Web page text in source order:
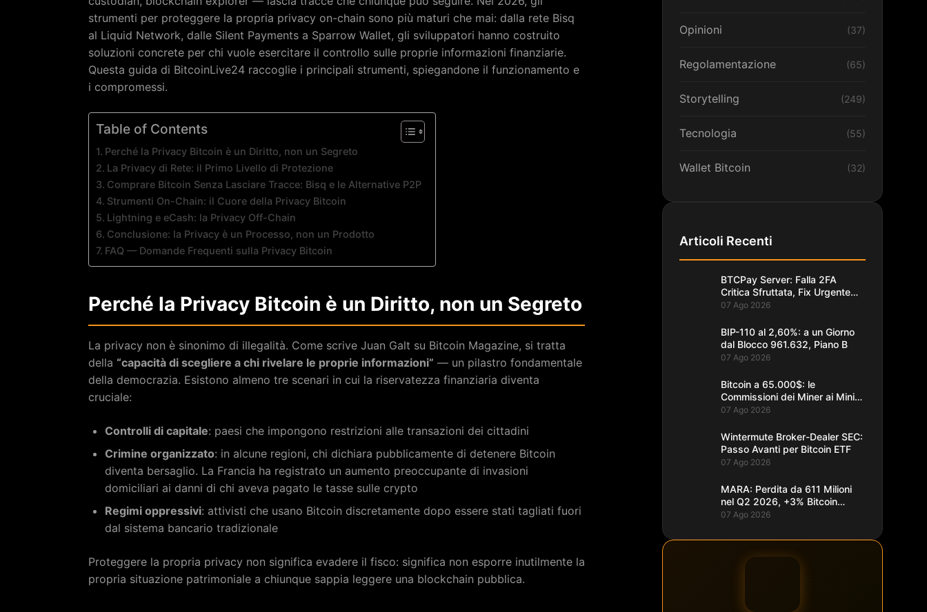
strumenti per proteggere la propria privacy on-chain sono più maturi che mai: dalla rete Bisq
al Liquid Network, dalle Silent Payments a Sparrow Wallet, gli sviluppatori hanno costruito
soluzioni concrete per chi vuole esercitare il controllo sulle proprie informazioni finanziarie.
Questa guida di BitcoinLive24 raccoglie i principali strumenti, spiegandone il funzionamento e
i compromessi.
Table of Contents
Perché la Privacy Bitcoin è un Diritto, non un Segreto
La Privacy di Rete: il Primo Livello di Protezione
Comprare Bitcoin Senza Lasciare Tracce: Bisq e le Alternative P2P
Strumenti On-Chain: il Cuore della Privacy Bitcoin
Lightning e eCash: la Privacy Off-Chain
Conclusione: la Privacy è un Processo, non un Prodotto
FAQ — Domande Frequenti sulla Privacy Bitcoin
Perché la Privacy Bitcoin è un Diritto, non un Segreto
La privacy non è sinonimo di illegalità. Come scrive Juan Galt su Bitcoin Magazine, si tratta
della “capacità di scegliere a chi rivelare le proprie informazioni” — un pilastro fondamentale
della democrazia. Esistono almeno tre scenari in cui la riservatezza finanziaria diventa
cruciale:
Controlli di capitale: paesi che impongono restrizioni alle transazioni dei cittadini
Crimine organizzato: in alcune regioni, chi dichiara pubblicamente di detenere Bitcoin
diventa bersaglio. La Francia ha registrato un aumento preoccupante di invasioni
domiciliari ai danni di chi aveva pagato le tasse sulle crypto
Regimi oppressivi: attivisti che usano Bitcoin discretamente dopo essere stati tagliati fuori
dal sistema bancario tradizionale
Proteggere la propria privacy non significa evadere il fisco: significa non esporre inutilmente la
propria situazione patrimoniale a chiunque sappia leggere una blockchain pubblica.
Opinioni (37)
Regolamentazione (65)
Storytelling (249)
Tecnologia (55)
Wallet Bitcoin (32)
Articoli Recenti
BTCPay Server: Falla 2FA
Critica Sfruttata, Fix Urgente
alla 2.4.2
07 Ago 2026
BIP-110 al 2,60%: a un Giorno
dal Blocco 961.632, Piano B
07 Ago 2026
Bitcoin a 65.000$: le
Commissioni dei Miner ai Minimi
da un Decennio
07 Ago 2026
Wintermute Broker-Dealer SEC:
Passo Avanti per Bitcoin ETF
07 Ago 2026
MARA: Perdita da 611 Milioni
nel Q2 2026, +3% Bitcoin
Minati
07 Ago 2026